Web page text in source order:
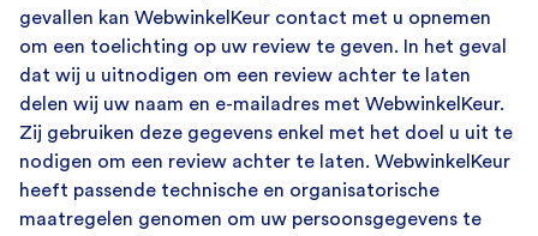
gevallen kan WebwinkelKeur contact met u opnemen
om een toelichting op uw review te geven. In het geval
dat wij u uitnodigen om een review achter te laten
delen wij uw naam en e-mailadres met WebwinkelKeur.
Zij gebruiken deze gegevens enkel met het doel u uit te
nodigen om een review achter te laten. WebwinkelKeur
heeft passende technische en organisatorische
maatregelen genomen om uw persoonsgegevens te